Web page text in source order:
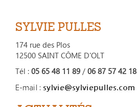
SYLVIE PULLES
174 rue des Plos
12500 SAINT CÔME D'OLT
Tél : 05 65 48 11 89 / 06 87 57 42 18